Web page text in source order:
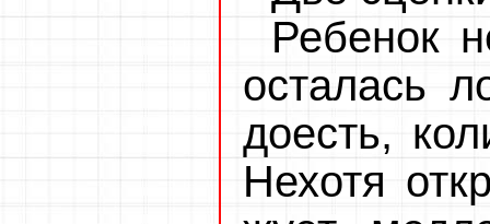
Ребенок
осталась
доесть,
Нехотя